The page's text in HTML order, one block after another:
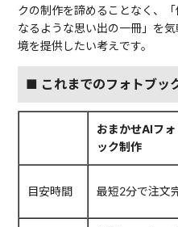
クの制作を諦めることなく、
なるような思い出の一冊」を
境を提供したい考えです。
■ これまでのフォトブッ
おまかせAIフ
ック制作
目安時間 最短2分で注文